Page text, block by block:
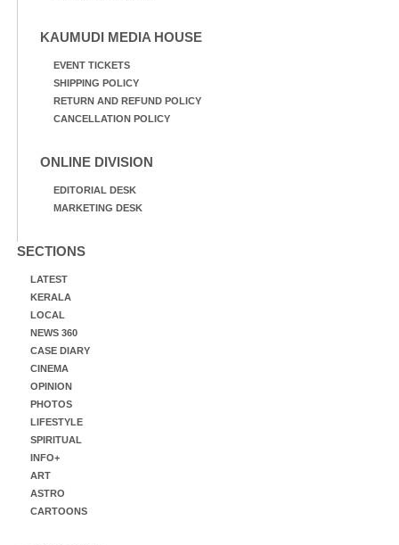
KAUMUDI MEDIA HOUSE
EVENT TICKETS
SHIPPING POLICY
RETURN AND REFUND POLICY
CANCELLATION POLICY
ONLINE DIVISION
EDITORIAL DESK
MARKETING DESK
SECTIONS
LATEST
KERALA
LOCAL
NEWS 360
CASE DIARY
CINEMA
OPINION
PHOTOS
LIFESTYLE
SPIRITUAL
INFO+
ART
ASTRO
CARTOONS